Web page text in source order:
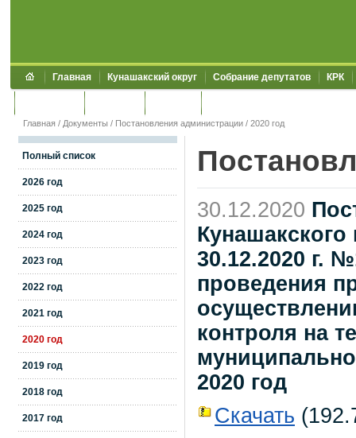
Главная Кунашакский округ Собрание депутатов КРК
Главная / Документы / Постановления администрации / 2020 год
Полный список
2026 год
2025 год
2024 год
2023 год
2022 год
2021 год
2020 год
2019 год
2018 год
2017 год
30.12.2020
30.12.2020 г.
проведения
контроля на
2020 год
Скачать